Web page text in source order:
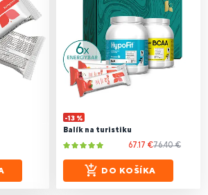
-13 %
Balík na turistiku
76.40 €
67.17 €
DO KOŠÍKA